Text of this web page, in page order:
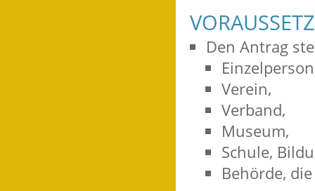
Den Antrag
Verein,
Verband,
Museum,
Schule,
Behörde,